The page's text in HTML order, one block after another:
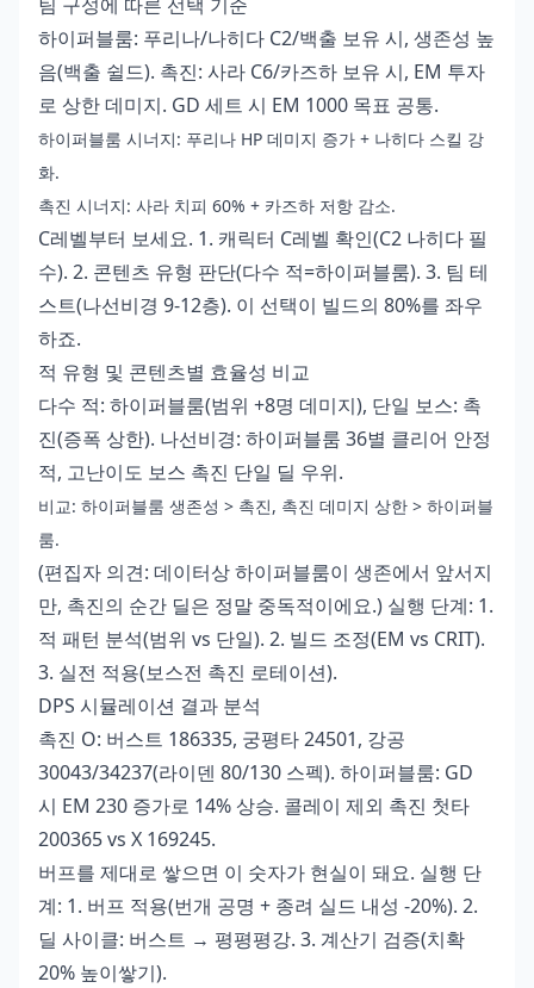
하이퍼블룸: 푸리나/나히다 C2/백출 보유 시, 생존성 높
음(백출 쉴드). 촉진: 사라 C6/카즈하 보유 시, EM 투자
로 상한 데미지. GD 세트 시 EM 1000 목표 공통.
하이퍼블룸 시너지: 푸리나 HP 데미지 증가 + 나히다 스킬 강
화.
촉진 시너지: 사라 치피 60% + 카즈하 저항 감소.
C레벨부터 보세요. 1. 캐릭터 C레벨 확인(C2 나히다 필
수). 2. 콘텐츠 유형 판단(다수 적=하이퍼블룸). 3. 팀 테
스트(나선비경 9-12층). 이 선택이 빌드의 80%를 좌우
하죠.
적 유형 및 콘텐츠별 효율성 비교
다수 적: 하이퍼블룸(범위 +8명 데미지), 단일 보스: 촉
진(증폭 상한). 나선비경: 하이퍼블룸 36별 클리어 안정
적, 고난이도 보스 촉진 단일 딜 우위.
비교: 하이퍼블룸 생존성 > 촉진, 촉진 데미지 상한 > 하이퍼블
룸.
(편집자 의견: 데이터상 하이퍼블룸이 생존에서 앞서지
만, 촉진의 순간 딜은 정말 중독적이에요.) 실행 단계: 1.
적 패턴 분석(범위 vs 단일). 2. 빌드 조정(EM vs CRIT).
3. 실전 적용(보스전 촉진 로테이션).
DPS 시뮬레이션 결과 분석
촉진 O: 버스트 186335, 궁평타 24501, 강공
30043/34237(라이덴 80/130 스펙). 하이퍼블룸: GD
시 EM 230 증가로 14% 상승. 콜레이 제외 촉진 첫타
200365 vs X 169245.
버프를 제대로 쌓으면 이 숫자가 현실이 돼요. 실행 단
계: 1. 버프 적용(번개 공명 + 종려 실드 내성 -20%). 2.
딜 사이클: 버스트 → 평평평강. 3. 계산기 검증(치확
20% 높이쌓기).